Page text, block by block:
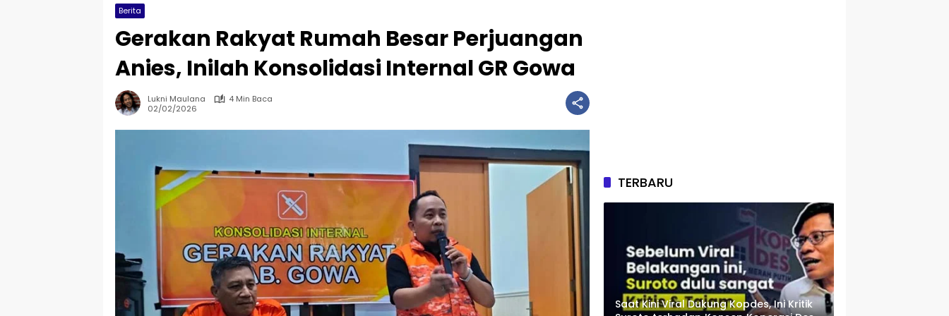
Berita
Gerakan Rakyat Rumah Besar Perjuangan
Anies, Inilah Konsolidasi Internal GR Gowa
Lukni Maulana
4 Min Baca
02/02/2026
TERBARU
Saat Kini Viral Dukung Kopdes, Ini Kritik